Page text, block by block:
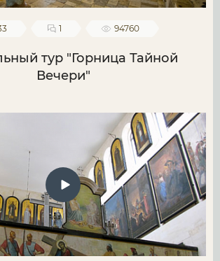
1 94760
тур "Горница Тайной
Вечери"